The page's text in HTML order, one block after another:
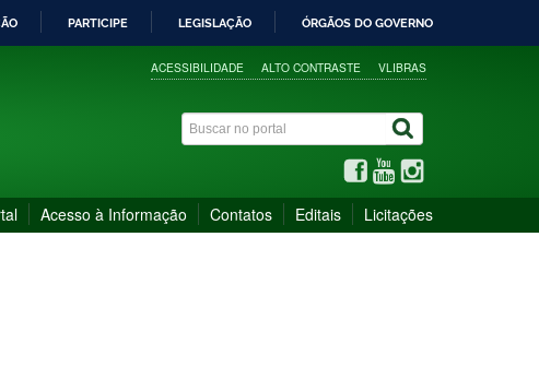
PARTICIPE LEGISLAÇÃO ÓRGÃOS DO GOVERNO
ACESSIBILIDADE ALTO CONTRASTE VLIBRAS
Acesso à Informação Contatos Editais Licitações